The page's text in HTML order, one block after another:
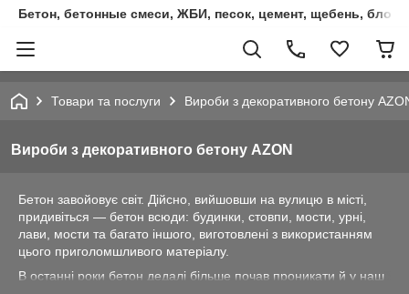
Бетон, бетонные смеси, ЖБИ, песок, цемент, щебень,
Товари та послуги Вироби з декоративного бетону
Вироби з декоративного бетону AZON
Бетон завойовує світ. Дійсно, вийшовши на вулицю в місті,
придивіться — бетон всюди: будинки, стовпи, мости, урні,
лави, мости та багато іншого, виготовлені з використанням
цього приголомшливого матеріалу.
В останні роки бетон дедалі більше почав проникати й у наш